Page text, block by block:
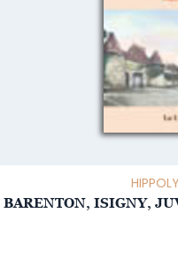
BARENTON, ISIGNY,